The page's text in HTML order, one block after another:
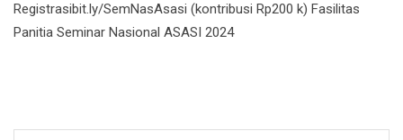
Registrasibit.ly/SemNasAsasi (kontribusi Rp200 k) Fasilitas
Panitia Seminar Nasional ASASI 2024